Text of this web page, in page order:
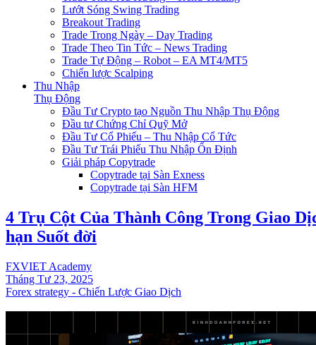
Lướt Sóng Swing Trading
Breakout Trading
Trade Trong Ngày – Day Trading
Trade Theo Tin Tức – News Trading
Trade Tự Động – Robot – EA MT4/MT5
Chiến lược Scalping
Thu Nhập
Thụ Động
Đầu Tư Crypto tạo Nguồn Thu Nhập Thụ Động
Đầu tư Chứng Chỉ Quỹ Mở
Đầu Tư Cổ Phiếu – Thu Nhập Cổ Tức
Đầu Tư Trái Phiếu Thu Nhập Ổn Định
Giải pháp Copytrade
Copytrade tại Sàn Exness
Copytrade tại Sàn HFM
4 Trụ Cột Của Thành Công Trong Giao
hạn Suốt đời
FXVIET Academy
Tháng Tư 23, 2025
Forex strategy - Chiến Lược Giao Dịch